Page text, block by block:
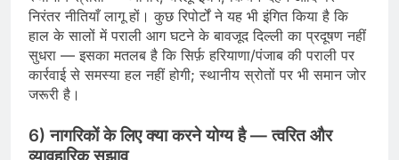
निरंतर नीतियाँ लागू हों। कुछ रिपोर्टों ने यह भी इंगित किया है कि
हाल के सालों में पराली आग घटने के बावजूद दिल्ली का प्रदूषण नहीं
सुधरा — इसका मतलब है कि सिर्फ़ हरियाणा/पंजाब की पराली पर
कार्रवाई से समस्या हल नहीं होगी; स्थानीय स्रोतों पर भी समान जोर
जरूरी है।
6) नागरिकों के लिए क्या करने योग्य है — त्वरित और